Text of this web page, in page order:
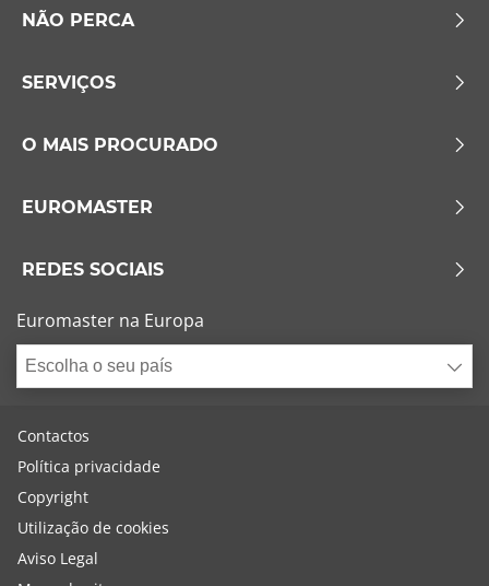
NÃO PERCA
SERVIÇOS
O MAIS PROCURADO
EUROMASTER
REDES SOCIAIS
Euromaster na Europa
Escolha o seu país
Contactos
Política privacidade
Copyright
Utilização de cookies
Aviso Legal